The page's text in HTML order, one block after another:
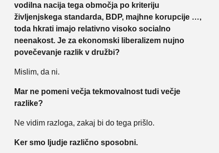
vodilna nacija tega območja po kriteriju
življenjskega standarda, BDP, majhne korupcije …,
toda hkrati imajo relativno visoko socialno
neenakost. Je za ekonomski liberalizem nujno
povečevanje razlik v družbi?
Mislim, da ni.
Mar ne pomeni večja tekmovalnost tudi večje
razlike?
Ne vidim razloga, zakaj bi do tega prišlo.
Ker smo ljudje različno sposobni.